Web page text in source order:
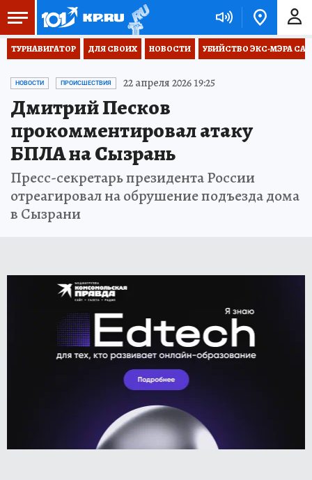
ТУРНАВИГАТОР ДЛЯ СВОИХ НОВОСТИ УБИЙСТВО ЭКС-МЭРА
НОВОСТИ ПРОИСШЕСТВИЯ 22 апреля 2026 19:25
Дмитрий Песков
прокомментировал атаку
БПЛА на Сызрань
Пресс-секретарь президента России
отреагировал на обрушение подъезда дома
в Сызрани